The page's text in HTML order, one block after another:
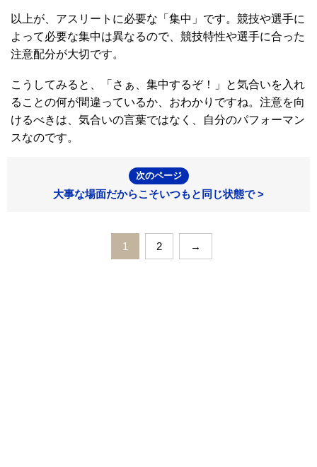
以上が、アスリートに必要な「集中」です。競技や選手に
よって必要な集中は異なるので、競技特性や選手に合った
注意配分が大切です。
こうしてみると、「さぁ、集中するぞ！」と気合いを入れ
ることの何が間違っているか、おわかりですね。注意を向
けるべきは、気合いの言葉ではなく、自分のパフォーマン
スなのです。
次のページ
大事な場面だからこそいつもと同じ状態で >
1 2 →